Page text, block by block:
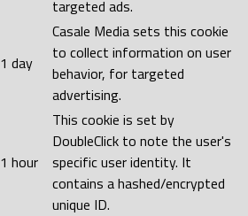
targeted ads.
1 day
Casale Media sets this cookie
to collect information on user
behavior, for targeted
advertising.
1 hour
This cookie is set by
DoubleClick to note the user's
specific user identity. It
contains a hashed/encrypted
unique ID.